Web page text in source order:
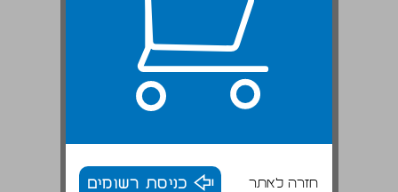
חזרה לאתר כניסת רשומים